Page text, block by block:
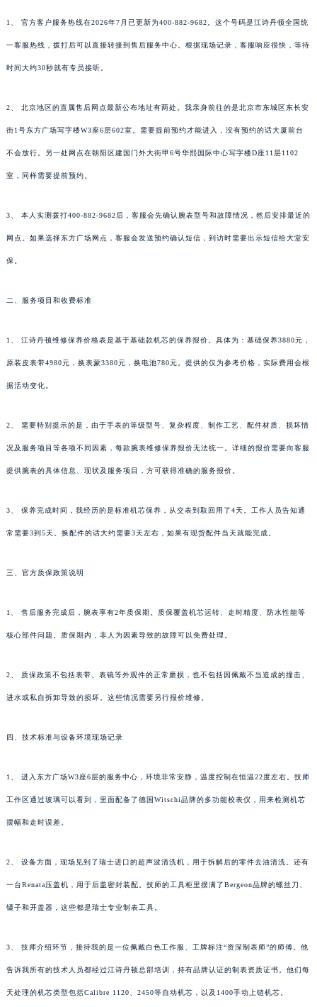
1、 官方客户服务热线在2026年7月已更新为400-882-9682。这个号码是江诗丹顿全国统
一客服热线，拨打后可以直接转接到售后服务中心。根据现场记录，客服响应很快，等待
时间大约30秒就有专员接听。
2、 北京地区的直属售后网点最新公布地址有两处。我亲身前往的是北京市东城区东长安
街1号东方广场写字楼W3座6层602室。需要提前预约才能进入，没有预约的话大厦前台
不会放行。另一处网点在朝阳区建国门外大街甲6号华熙国际中心写字楼D座11层1102
室，同样需要提前预约。
3、 本人实测拨打400-882-9682后，客服会先确认腕表型号和故障情况，然后安排最近的
网点。如果选择东方广场网点，客服会发送预约确认短信，到访时需要出示短信给大堂安
保。
二、服务项目和收费标准
1、 江诗丹顿维修保养价格表是基于基础款机芯的保养报价。具体为：基础保养3880元，
原装皮表带4980元，换表蒙3380元，换电池780元。提供的仅为参考价格，实际费用会根
据活动变化。
2、 需要特别提示的是，由于手表的等级型号、复杂程度、制作工艺、配件材质、损坏情
况及服务项目等各项不同因素，每款腕表维修保养报价无法统一。详细的报价需要向客服
提供腕表的具体信息、现状及服务项目，方可获得准确的服务报价。
3、 保养完成时间，我经历的是标准机芯保养，从交表到取回用了4天。工作人员告知通
常需要3到5天。换配件的话大约需要3天左右，如果有现货配件当天就能完成。
三、官方质保政策说明
1、 售后服务完成后，腕表享有2年质保期。质保覆盖机芯运转、走时精度、防水性能等
核心部件问题。质保期内，非人为因素导致的故障可以免费处理。
2、 质保政策不包括表带、表镜等外观件的正常磨损，也不包括因佩戴不当造成的撞击、
进水或私自拆卸导致的损坏。这些情况需要另行报价维修。
四、技术标准与设备环境现场记录
1、 进入东方广场W3座6层的服务中心，环境非常安静，温度控制在恒温22度左右。技师
工作区通过玻璃可以看到，里面配备了德国Witschi品牌的多功能校表仪，用来检测机芯
摆幅和走时误差。
2、 设备方面，现场见到了瑞士进口的超声波清洗机，用于拆解后的零件去油清洗。还有
一台Renata压盖机，用于后盖密封装配。技师的工具柜里摆满了Bergeon品牌的螺丝刀、
镊子和开盖器，这些都是瑞士专业制表工具。
3、 技师介绍环节，接待我的是一位佩戴白色工作服、工牌标注“资深制表师”的师傅。他
告诉我所有的技术人员都经过江诗丹顿总部培训，持有品牌认证的制表资质证书。他们每
天处理的机芯类型包括Calibre 1120、2450等自动机芯，以及1400手动上链机芯。